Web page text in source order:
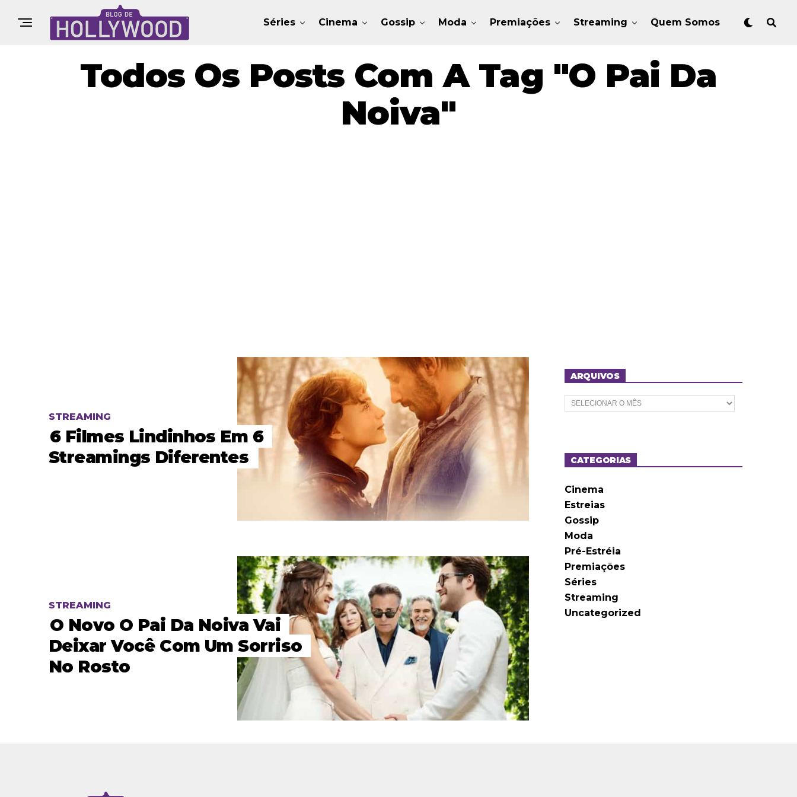
Séries Cinema Gossip Moda Premiações Streaming Quem Somos
Todos Os Posts Com A Tag "O Pai Da
Noiva"
STREAMING
6 Filmes Lindinhos Em 6
Streamings Diferentes
STREAMING
O Novo O Pai Da Noiva Vai
Deixar Você Com Um Sorriso
No Rosto
ARQUIVOS
A
r
o
sCATEGORIAS
Cinema
Estreias
Gossip
Moda
Pré-Estréia
Premiações
Séries
Streaming
Uncategorized